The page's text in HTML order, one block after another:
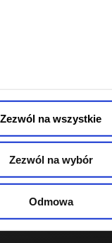
Zezwól na wszystkie
Zezwól na wybór
Odmowa
POLITYKA